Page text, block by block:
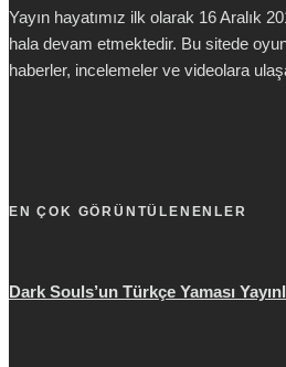
Yayın hayatımız ilk olarak 16 Aralık
hala devam etmektedir. Bu sitede
haberler, incelemeler ve videolara
EN ÇOK GÖRÜNTÜLENENLER
Dark Souls’un Türkçe Yaması